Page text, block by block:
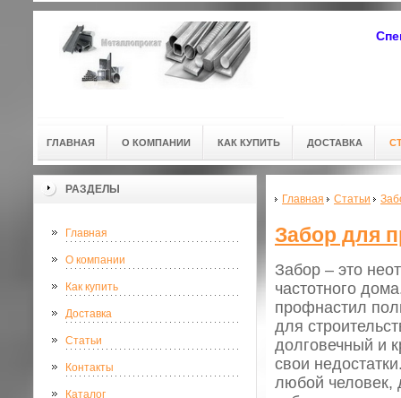
ГЛАВНАЯ О КОМПАНИИ КАК КУПИТЬ ДОСТАВКА
РАЗДЕЛЫ
Главная
О компании
Как купить
Доставка
Статьи
Контакты
Каталог
Главная Статьи
Забор для
Забор – это
частотного
профнастил
для
долговечный и
свои
любой человек,